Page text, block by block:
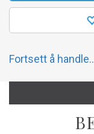
Fortsett å